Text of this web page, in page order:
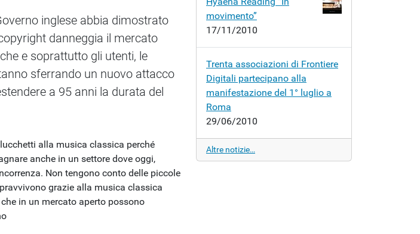
inglese abbia dimostrato
danneggia il mercato
e soprattutto gli utenti, le
sferrando un nuovo attacco
a 95 anni la durata del
alla musica classica perché
anche in un settore dove oggi,
Non tengono conto delle piccole
grazie alla musica classica
in un mercato aperto possono
movimento”
17/11/2010
Trenta associazioni di Frontiere
Digitali partecipano alla
manifestazione del 1° luglio a
Roma
29/06/2010
Altre notizie…